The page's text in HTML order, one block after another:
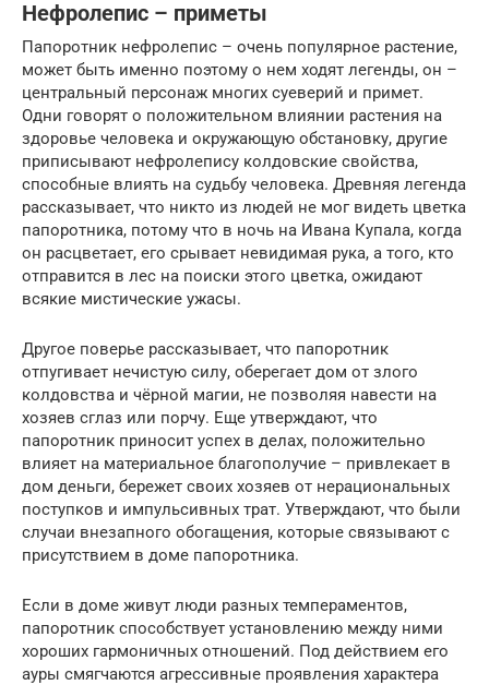
Нефролепис – приметы
Папоротник нефролепис – очень популярное растение,
может быть именно поэтому о нем ходят легенды, он –
центральный персонаж многих суеверий и примет.
Одни говорят о положительном влиянии растения на
здоровье человека и окружающую обстановку, другие
приписывают нефролепису колдовские свойства,
способные влиять на судьбу человека. Древняя легенда
рассказывает, что никто из людей не мог видеть цветка
папоротника, потому что в ночь на Ивана Купала, когда
он расцветает, его срывает невидимая рука, а того, кто
отправится в лес на поиски этого цветка, ожидают
всякие мистические ужасы.
Другое поверье рассказывает, что папоротник
отпугивает нечистую силу, оберегает дом от злого
колдовства и чёрной магии, не позволяя навести на
хозяев сглаз или порчу. Еще утверждают, что
папоротник приносит успех в делах, положительно
влияет на материальное благополучие – привлекает в
дом деньги, бережет своих хозяев от нерациональных
поступков и импульсивных трат. Утверждают, что были
случаи внезапного обогащения, которые связывают с
присутствием в доме папоротника.
Если в доме живут люди разных темпераментов,
папоротник способствует установлению между ними
хороших гармоничных отношений. Под действием его
ауры смягчаются агрессивные проявления характера